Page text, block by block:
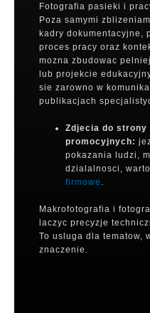
Fotografia pasieki i
Poza samymi
kadry dokumentacyjne,
proces pracy oraz
mozna zbudowac
lub projekcie
sie zarowno w
publikacjach
Zdjecia do
promocyjnych:
pokazania ludzi,
dzialalnosci,
firmowe .
Makrofotografia i
laczyc precyzje
To usluga dla tematow,
znaczenie.